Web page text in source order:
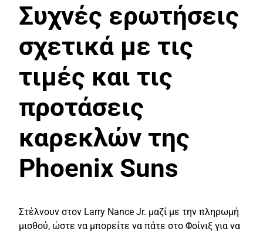
Συχνές ερωτήσεις
σχετικά με τις
τιμές και τις
προτάσεις
καρεκλών της
Phoenix Suns
Στέλνουν στον Larry Nance Jr. μαζί με την πληρωμή
μισθού, ώστε να μπορείτε να πάτε στο Φοίνιξ για να